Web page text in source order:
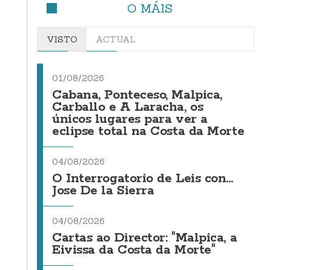
O MÁIS
VISTO ACTUAL
01/08/2026
Cabana, Ponteceso, Malpica,
Carballo e A Laracha, os
únicos lugares para ver a
eclipse total na Costa da Morte
04/08/2026
O Interrogatorio de Leis con...
Jose De la Sierra
04/08/2026
Cartas ao Director: "Malpica, a
Eivissa da Costa da Morte"